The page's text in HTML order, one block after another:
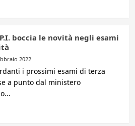
boccia le novità negli esami
2022
i prossimi esami di terza
a punto dal ministero